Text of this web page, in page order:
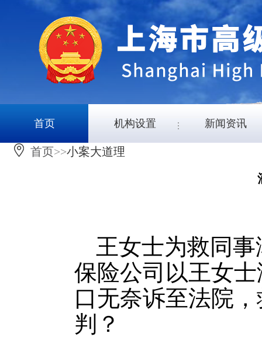
首页 机构设置 新闻资讯
首页>>小案大道理
王女士为救同
保险公司以王女
口无奈诉至法院
判？